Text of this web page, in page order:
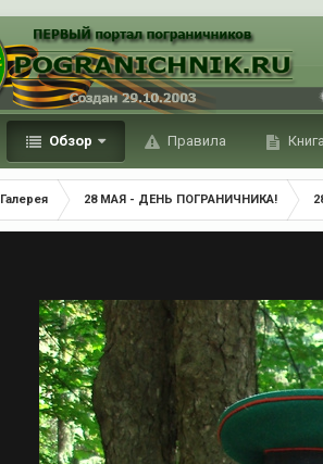
Обзор Правила
Галерея 28 МАЯ - ДЕНЬ ПОГРАНИЧНИКА!